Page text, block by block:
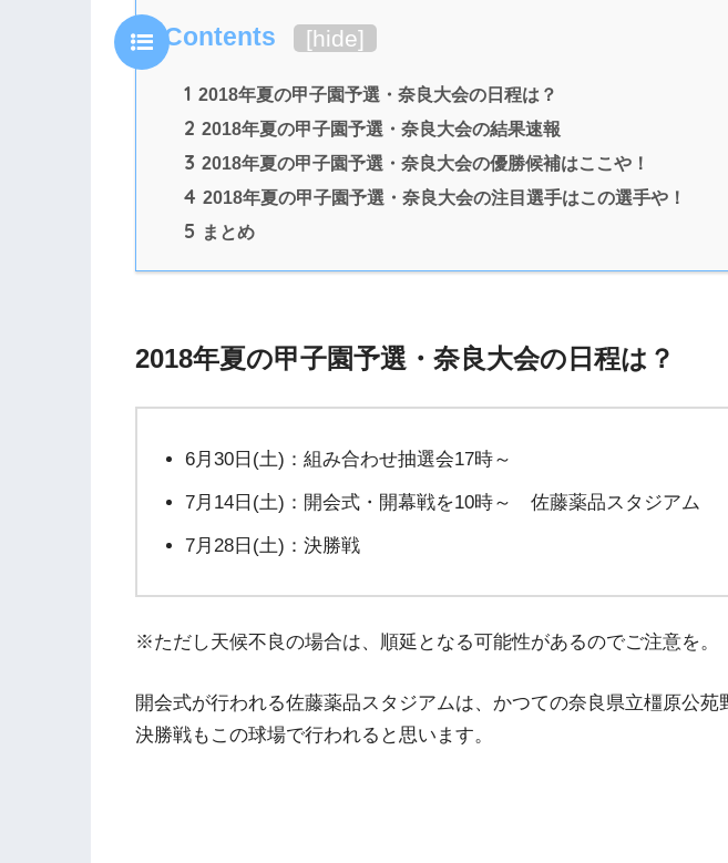
Contents [hide]
1 2018年夏の甲子園予選・奈良大会の日程は？
2 2018年夏の甲子園予選・奈良大会の結果速報
3 2018年夏の甲子園予選・奈良大会の優勝候補はここや！
4 2018年夏の甲子園予選・奈良大会の注目選手はこの選手や！
5 まとめ
2018年夏の甲子園予選・奈良大会の日程は？
6月30日(土)：組み合わせ抽選会17時～
7月14日(土)：開会式・開幕戦を10時～ 佐藤薬品スタジアム
7月28日(土)：決勝戦
※ただし天候不良の場合は、順延となる可能性があるのでご注意を。
開会式が行われる佐藤薬品スタジアムは、かつての奈良県立橿原公苑
決勝戦もこの球場で行われると思います。